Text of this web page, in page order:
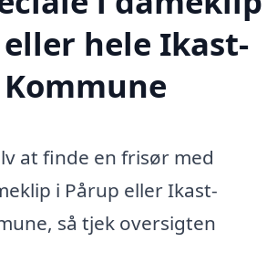
hele Ikast-
at finde en frisør med
i Pårup eller Ikast-
så tjek oversigten